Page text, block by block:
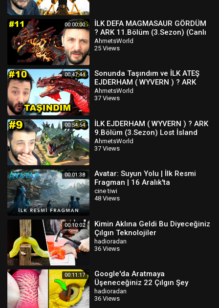
00:00:00
İLK DEFA MAGMASAUR GÖRDÜM
? ARK 11.Bölüm (3.Sezon) (Canlı
Yayın) Lost İsland
AhmetsWorld
25 Views
00:47:44
Sonunda Taşındım ve İLK ATEŞ
EJDERHAM ( WYVERN ) ? ARK
10.Bölüm (3.Sezon) Lost İsland
AhmetsWorld
37 Views
00:54:54
İLK EJDERHAM ( WYVERN ) ? ARK
9.Bölüm (3.Sezon) Lost İsland
AhmetsWorld
37 Views
00:01:38
Avatar: Suyun Yolu | İlk Resmi
Fragman | 16 Aralık'ta
Sinemalarda!
cine tiwi
48 Views
00:10:02
Kimin Aklına Geldi Bu Diyeceğiniz
Çılgın Teknolojiler
hadioradan
36 Views
00:11:17
Google'da Aratmaya
Üşeneceğiniz 22 Çılgın Şey
hadioradan
36 Views